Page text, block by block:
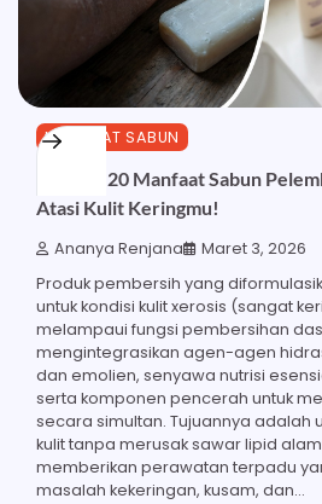
MANFAAT SABUN
Ketahui 20 Manfaat Sabun
Atasi Kulit Keringmu!
Ananya Renjana Maret 3, 2026
Produk pembersih yang
untuk kondisi kulit xerosis (sangat
melampaui fungsi pembersihan
mengintegrasikan agen-agen
dan emolien, senyawa nutrisi
serta komponen pencerah untuk
secara simultan. Tujuannya adalah
kulit tanpa merusak sawar lipid
memberikan perawatan terpadu
masalah kekeringan, kusam, dan…